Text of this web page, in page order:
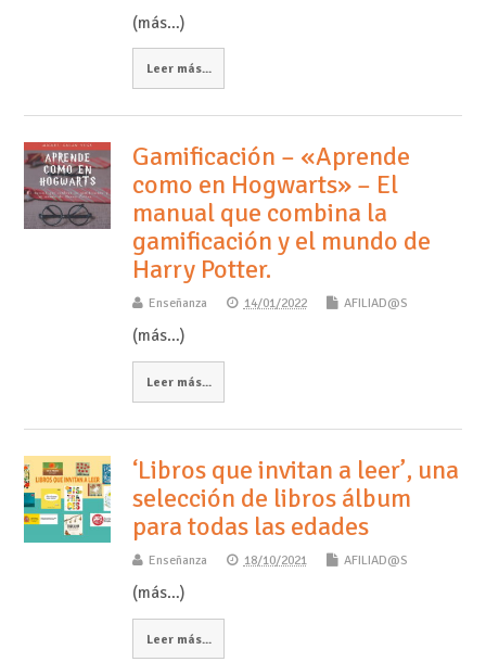
(más…)
Leer más...
Gamificación – «Aprende
como en Hogwarts» – El
manual que combina la
gamificación y el mundo de
Harry Potter.
Enseñanza 14/01/2022 AFILIAD@S
(más…)
Leer más...
‘Libros que invitan a leer’, una
selección de libros álbum
para todas las edades
Enseñanza 18/10/2021 AFILIAD@S
(más…)
Leer más...